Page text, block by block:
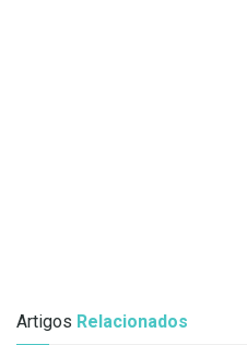
Artigos Relacionados